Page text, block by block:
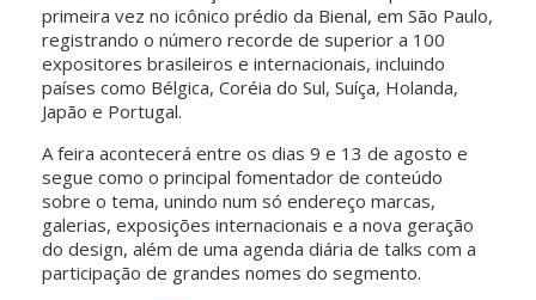
primeira vez no icônico prédio da Bienal, em São Paulo,
registrando o número recorde de superior a 100
expositores brasileiros e internacionais, incluindo
países como Bélgica, Coréia do Sul, Suíça, Holanda,
Japão e Portugal.
A feira acontecerá entre os dias 9 e 13 de agosto e
segue como o principal fomentador de conteúdo
sobre o tema, unindo num só endereço marcas,
galerias, exposições internacionais e a nova geração
do design, além de uma agenda diária de talks com a
participação de grandes nomes do segmento.